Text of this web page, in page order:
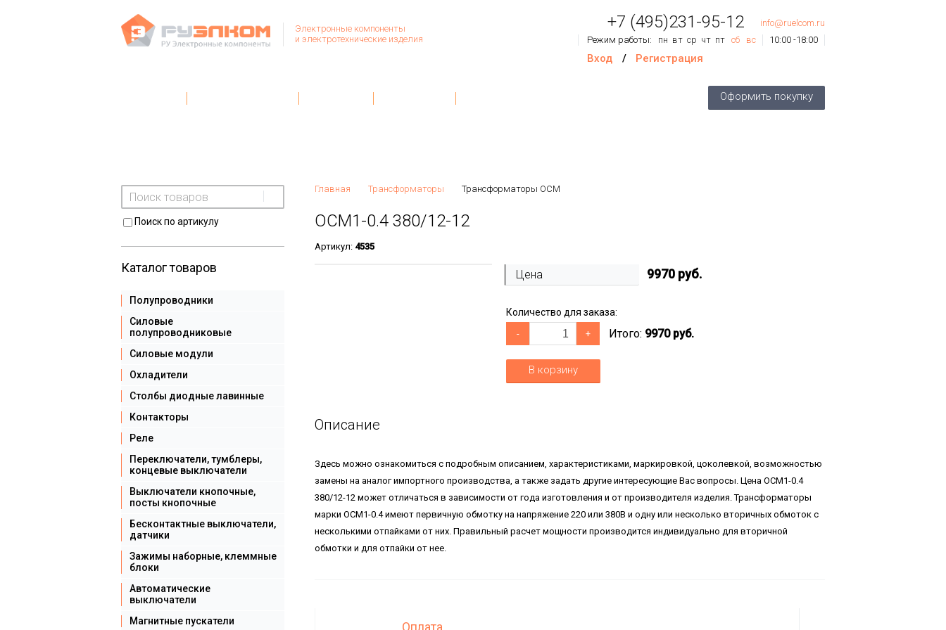
Электронные компоненты
и электротехнические изделия
+7 (495)231-95-12
info@ruelcom.ru
Режим работы:
пн вт ср чт пт сб вс 10:00 -18:00
Вход / Регистрация
Оформить покупку
Главная Трансформаторы Трансформаторы ОСМ
ОСМ1-0.4 380/12-12
Артикул: 4535
Цена 9970 руб.
Количество для заказа:
- + Итого: 9970 руб.
В корзину
Описание
Здесь можно ознакомиться с подробным описанием, характеристиками, маркировкой, цоколевкой, возможностью
замены на аналог импортного производства, а также задать другие интересующие Вас вопросы. Цена ОСМ1-0.4
380/12-12 может отличаться в зависимости от года изготовления и от производителя изделия. Трансформаторы
марки ОСМ1-0.4 имеют первичную обмотку на напряжение 220 или 380В и одну или несколько вторичных обмоток с
несколькими отпайками от них. Правильный расчет мощности производится индивидуально для вторичной
обмотки и для отпайки от нее.
Оплата
Поиск по артикулу
Каталог товаров
Полупроводники
Силовые
полупроводниковые
Силовые модули
Охладители
Столбы диодные лавинные
Контакторы
Реле
Переключатели, тумблеры,
концевые выключатели
Выключатели кнопочные,
посты кнопочные
Бесконтактные выключатели,
датчики
Зажимы наборные, клеммные
блоки
Автоматические
выключатели
Магнитные пускатели